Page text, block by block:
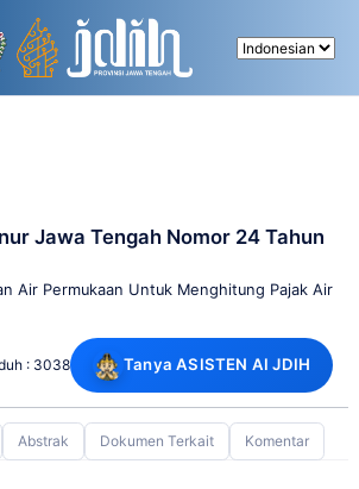
Jawa Tengah Nomor 24 Tahun
Air Permukaan Untuk Menghitung Pajak Air
: 3038 Tanya ASISTEN AI JDIH
Abstrak Dokumen Terkait Komentar